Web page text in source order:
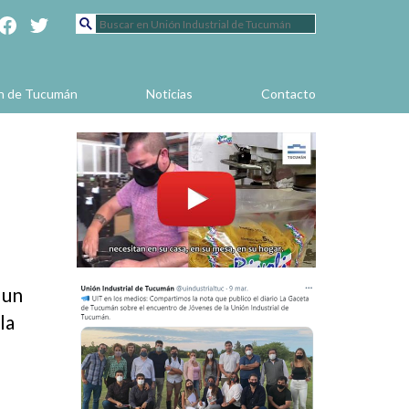
de Tucumán Noticias Contacto